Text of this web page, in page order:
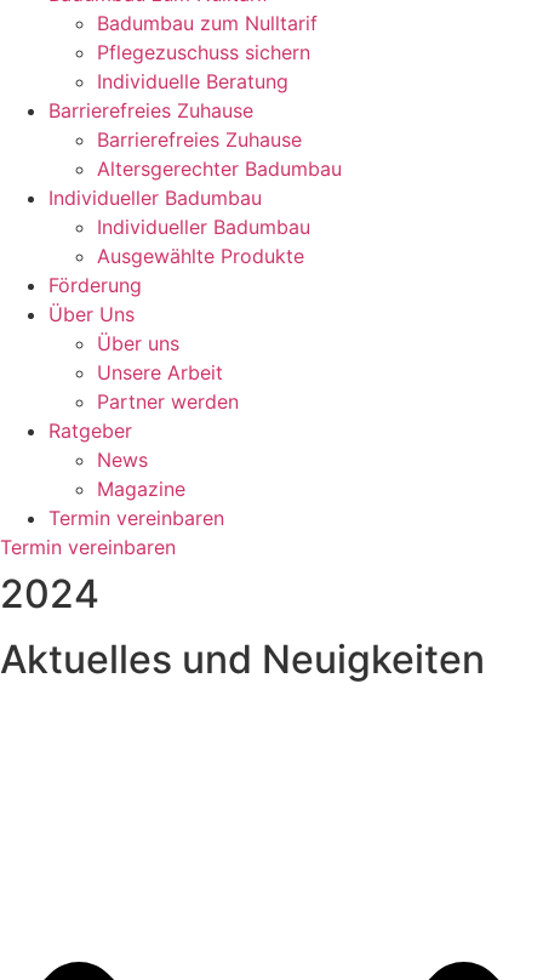
Badumbau zum Nulltarif
Pflegezuschuss sichern
Individuelle Beratung
Barrierefreies Zuhause
Barrierefreies Zuhause
Altersgerechter Badumbau
Individueller Badumbau
Individueller Badumbau
Ausgewählte Produkte
Förderung
Über Uns
Über uns
Unsere Arbeit
Partner werden
Ratgeber
News
Magazine
Termin vereinbaren
Termin vereinbaren
2024
Aktuelles und Neuigkeiten